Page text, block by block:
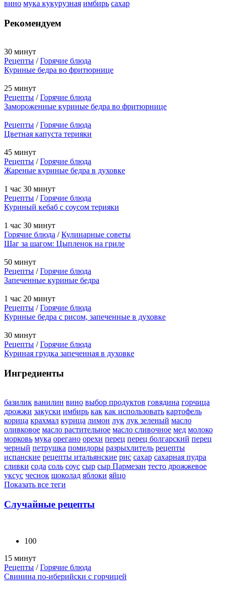
вино мука кукурузная имбирь сахар
Рекомендуем
30 минут
Рецепты /Горячие блюда
Куриные бедра во фритюрнице
25 минут
Рецепты /Горячие блюда
Замороженные куриные бедра во фритюрнице
Рецепты /Горячие блюда
Цветная капуста терияки
45 минут
Рецепты /Горячие блюда
Жареные куриные бедра в духовке
1 час 30 минут
Рецепты /Горячие блюда
Куриный кебаб с соусом терияки
1 час 30 минут
Горячие блюда /Кулинарные советы
Шаг за шагом: Цыпленок на гриле
50 минут
Рецепты /Горячие блюда
Запеченные куриные бедра
1 час 20 минут
Рецепты /Горячие блюда
Куриные бедра с рисом, запеченные в духовке
30 минут
Рецепты /Горячие блюда
Куриная грудка запеченная в духовке
Ингредиенты
базилик ванилин вино выбор продуктов говядина горчица
дрожжи закуски имбирь как как использовать картофель
корица крахмал курица лимон лук лук зеленый масло
оливковое масло растительное масло сливочное мед молоко
морковь мука орегано орехи перец перец болгарский перец
черный петрушка помидоры разрыхлитель рецепты
испанские рецепты итальянские рис сахар сахарная пудра
сливки сода соль соус сыр сыр Пармезан тесто дрожжевое
уксус чеснок шоколад яблоки яйцо
Показать все теги
Случайные рецепты
100
15 минут
Рецепты /Горячие блюда
Свинина по-иберийски с горчицей